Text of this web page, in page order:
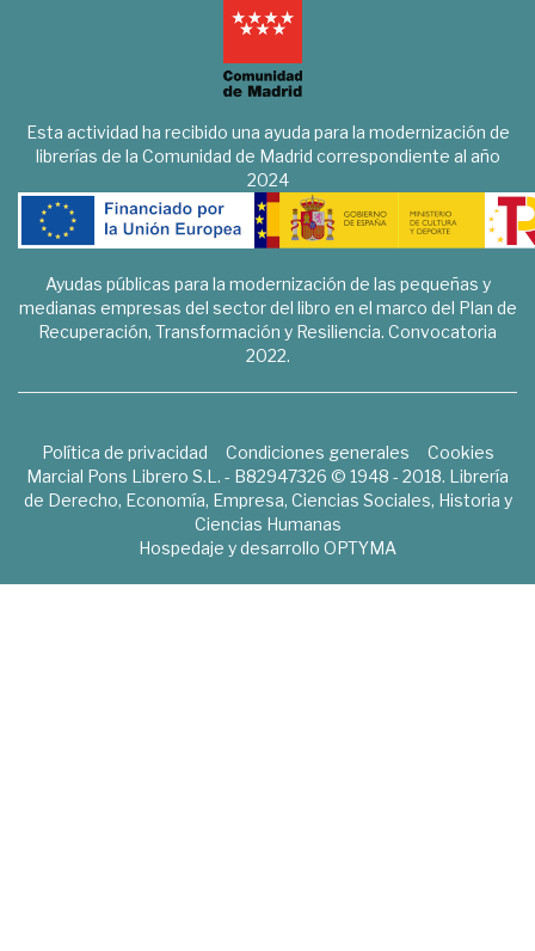
Esta actividad ha recibido una ayuda para la modernización de
librerías de la Comunidad de Madrid correspondiente al año
2024
Ayudas públicas para la modernización de las pequeñas y
medianas empresas del sector del libro en el marco del Plan de
Recuperación, Transformación y Resiliencia. Convocatoria
2022.
Política de privacidad Condiciones generales
Cookies
Marcial Pons Librero S.L. - B82947326 © 1948 - 2018. Librería
de Derecho, Economía, Empresa, Ciencias Sociales, Historia y
Ciencias Humanas
Hospedaje y desarrollo OPTYMA